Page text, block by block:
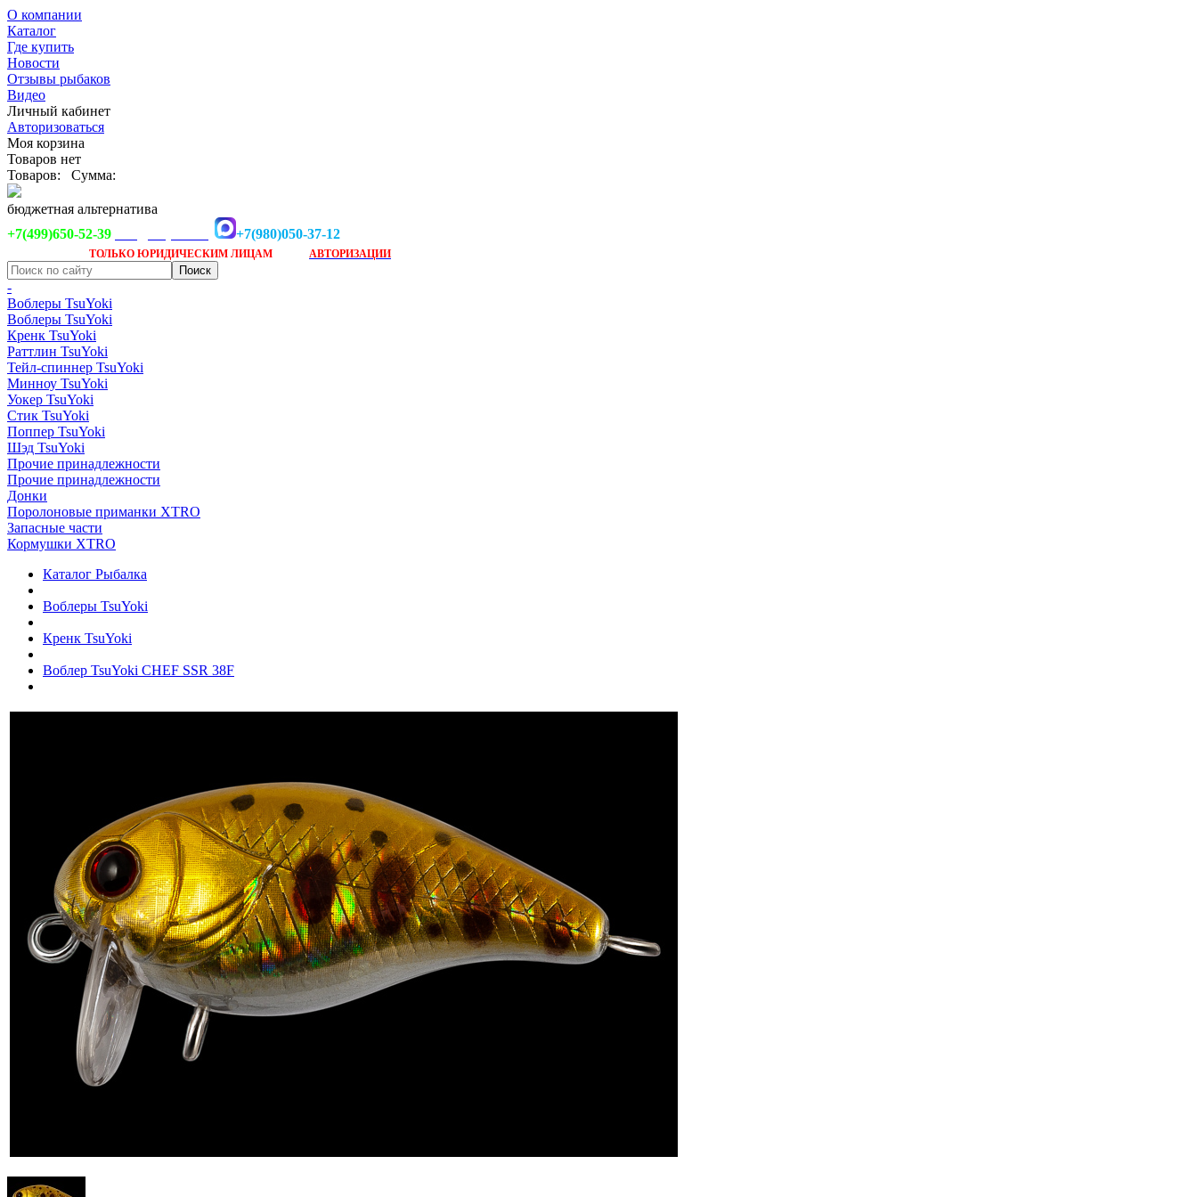
О компании
Каталог
Где купить
Новости
Отзывы рыбаков
Видео
Личный кабинет
Авторизоваться
Моя корзина
Товаров нет
Товаров:
Сумма:
бюджетная альтернатива
+7(499)650-52-39
+7(980)050-37-12
ТОЛЬКО ЮРИДИЧЕСКИМ ЛИЦАМ АВТОРИЗАЦИИ
-
Воблеры TsuYoki
Воблеры TsuYoki
Кренк TsuYoki
Раттлин TsuYoki
Тейл-спиннер TsuYoki
Минноу TsuYoki
Уокер TsuYoki
Стик TsuYoki
Поппер TsuYoki
Шэд TsuYoki
Прочие принадлежности
Прочие принадлежности
Донки
Поролоновые приманки XTRO
Запасные части
Кормушки XTRO
Каталог Рыбалка
Воблеры TsuYoki
Кренк TsuYoki
Воблер TsuYoki CHEF SSR 38F